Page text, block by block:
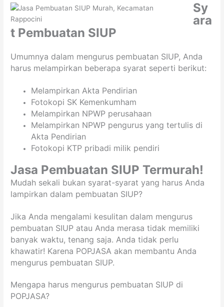
Sy
ara
t Pembuatan SIUP
Umumnya dalam mengurus pembuatan SIUP, Anda
harus melampirkan beberapa syarat seperti berikut:
Melampirkan Akta Pendirian
Fotokopi SK Kemenkumham
Melampirkan NPWP perusahaan
Melampirkan NPWP pengurus yang tertulis di
Akta Pendirian
Fotokopi KTP pribadi milik pendiri
Jasa Pembuatan SIUP Termurah!
Mudah sekali bukan syarat-syarat yang harus Anda
lampirkan dalam pembuatan SIUP?
Jika Anda mengalami kesulitan dalam mengurus
pembuatan SIUP atau Anda merasa tidak memiliki
banyak waktu, tenang saja. Anda tidak perlu
khawatir! Karena POPJASA akan membantu Anda
mengurus pembuatan SIUP.
Mengapa harus mengurus pembuatan SIUP di
POPJASA?